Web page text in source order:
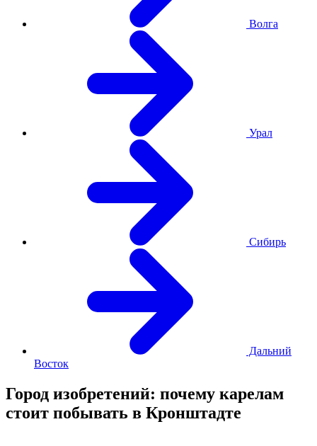
Волга
Урал
Сибирь
Дальний
Восток
Город изобретений: почему карелам
стоит побывать в Кронштадте